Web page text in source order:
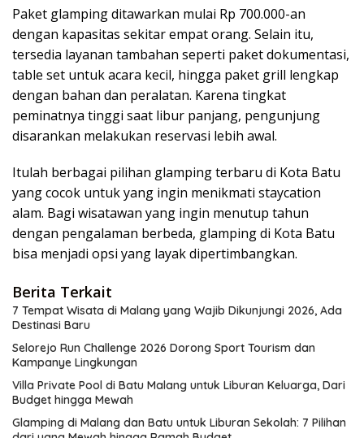
Paket glamping ditawarkan mulai Rp 700.000-an
dengan kapasitas sekitar empat orang. Selain itu,
tersedia layanan tambahan seperti paket dokumentasi,
table set untuk acara kecil, hingga paket grill lengkap
dengan bahan dan peralatan. Karena tingkat
peminatnya tinggi saat libur panjang, pengunjung
disarankan melakukan reservasi lebih awal.
Itulah berbagai pilihan glamping terbaru di Kota Batu
yang cocok untuk yang ingin menikmati staycation
alam. Bagi wisatawan yang ingin menutup tahun
dengan pengalaman berbeda, glamping di Kota Batu
bisa menjadi opsi yang layak dipertimbangkan.
Berita Terkait
7 Tempat Wisata di Malang yang Wajib Dikunjungi 2026, Ada
Destinasi Baru
Selorejo Run Challenge 2026 Dorong Sport Tourism dan
Kampanye Lingkungan
Villa Private Pool di Batu Malang untuk Liburan Keluarga, Dari
Budget hingga Mewah
Glamping di Malang dan Batu untuk Liburan Sekolah: 7 Pilihan